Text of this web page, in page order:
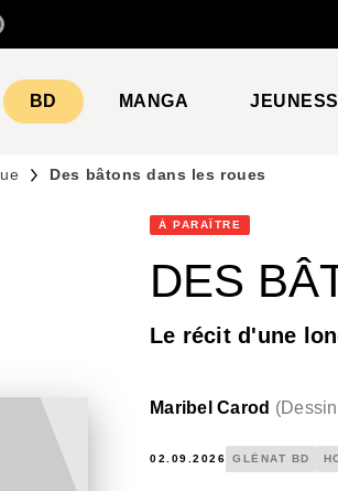
BD MANGA
Des bâtons dans les roues
À PARAÎTRE
DES
Le récit d'une
Maribel Carod (
02.09.2026 GLÉNAT BD